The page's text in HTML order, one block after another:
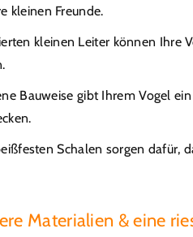
kleinen Freunde.
kleinen Leiter können Ihre
Bauweise gibt Ihrem Vogel
Schalen sorgen dafür,
& eine